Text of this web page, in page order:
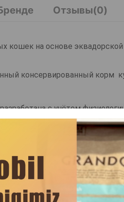
Отзывы(0)
кошек на основе эквадорской
консервированный корм
с учётом
и здоровья кожи.
корма чрезвычайно важен